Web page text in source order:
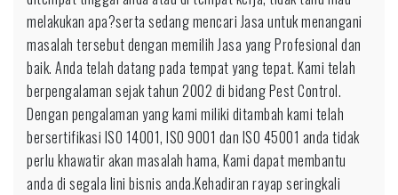
melakukan apa?serta sedang mencari Jasa untuk menangani
masalah tersebut dengan memilih Jasa yang Profesional dan
baik. Anda telah datang pada tempat yang tepat. Kami telah
berpengalaman sejak tahun 2002 di bidang Pest Control.
Dengan pengalaman yang kami miliki ditambah kami telah
bersertifikasi ISO 14001, ISO 9001 dan ISO 45001 anda tidak
perlu khawatir akan masalah hama, Kami dapat membantu
anda di segala lini bisnis anda.Kehadiran rayap seringkali